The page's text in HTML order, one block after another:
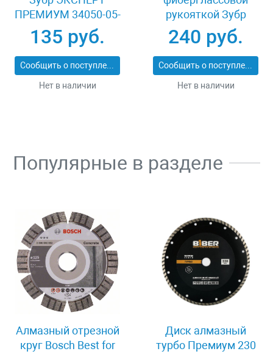
ПРЕМИУМ 34050-05-
25_z01
135 руб.
Сообщить о поступлении
Нет в наличии
рукояткой Зубр
ЭКСПЕРТ 2053-
60_z01
240 руб.
Сообщить о поступлении
Нет в наличии
Популярные в разделе
Алмазный отрезной
круг Bosch Best for
Диск алмазный
турбо Премиум 230